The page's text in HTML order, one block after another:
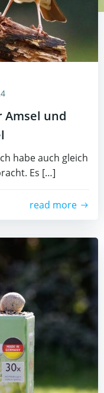
Amsel und
habe auch gleich
Es […]
read more